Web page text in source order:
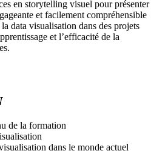
en storytelling visuel pour présenter
et facilement compréhensible
data visualisation dans des projets
et l’efficacité de la
de la formation
dans le monde actuel